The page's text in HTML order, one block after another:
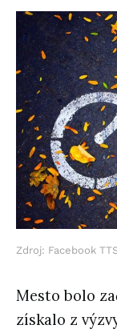
Zdroj: Facebook
Mesto bolo
získalo z